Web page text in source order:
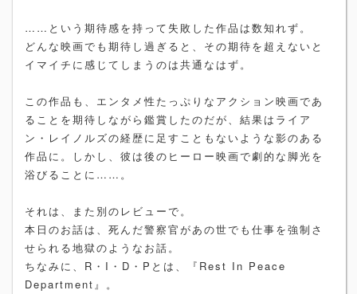
……という期待感を持って失敗した作品は数知れず。
どんな映画でも期待し過ぎると、その期待を超えないと
イマイチに感じてしまうのは共通なはず。
この作品も、エンタメ性たっぷりなアクション映画であ
ることを期待しながら鑑賞したのだが、結果はライア
ン・レイノルズの経歴に足すこともないような影のある
作品に。しかし、彼は後のヒーロー映画で劇的な脚光を
浴びることに……。
それは、また別のレビューで。
本日のお話は、死んだ警察官があの世でも仕事を強制さ
せられる地獄のようなお話。
ちなみに、R・I・D・Pとは、『Rest In Peace
Department』。